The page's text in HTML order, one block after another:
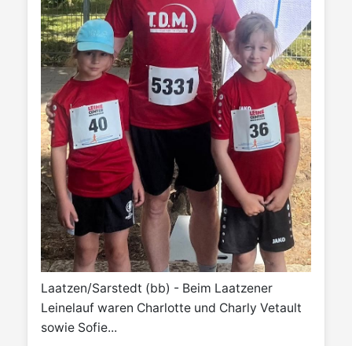
Laatzen/Sarstedt (bb) - Beim Laatzener
Leinelauf waren Charlotte und Charly Vetault
sowie Sofie...